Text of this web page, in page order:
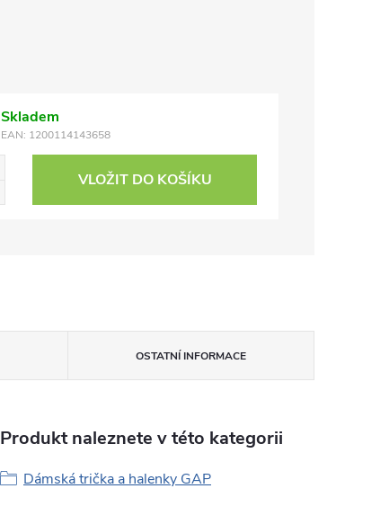
Skladem
EAN: 1200114143658
VLOŽIT DO KOŠÍKU
OSTATNÍ INFORMACE
Produkt naleznete v této kategorii
Dámská trička a halenky GAP